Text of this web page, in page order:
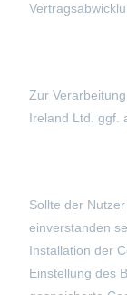
Zur
Ireland Ltd. ggf.
Sollte der
einverstanden
Installation der
Einstellung des